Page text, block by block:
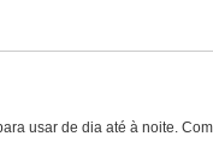
usar de dia até à noite.